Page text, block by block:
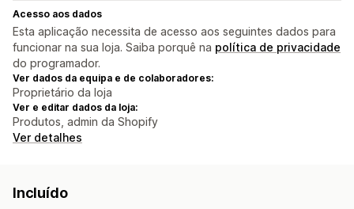
Acesso aos dados
Esta aplicação necessita de acesso aos seguintes dados para
funcionar na sua loja. Saiba porquê na política de privacidade
do programador.
Ver dados da equipa e de colaboradores:
Proprietário da loja
Ver e editar dados da loja:
Produtos, admin da Shopify
Ver detalhes
Incluído